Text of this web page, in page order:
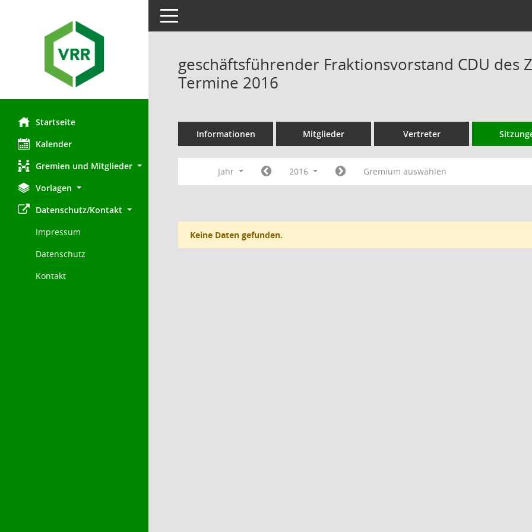
Startseite
Kalender
Gremien und Mitglieder
Vorlagen
Datenschutz/Kontakt
Impressum
Datenschutz
Kontakt
Toggle navigation
geschäftsführender Fraktionsvorstand CDU des
Termine 2016
Informationen Mitglieder Vertreter
Jahr 2016 Gremium auswählen
Keine Daten gefunden.